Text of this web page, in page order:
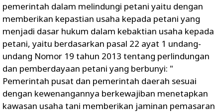
pemerintah dalam melindungi petani yaitu dengan
memberikan kepastian usaha kepada petani yang
menjadi dasar hukum dalam kebaktian usaha kepada
petani, yaitu berdasarkan pasal 22 ayat 1 undang-
undang Nomor 19 tahun 2013 tentang perlindungan
dan pemberdayaan petani yang berbunyi: "
Pemerintah pusat dan pemerintah daerah sesuai
dengan kewenangannya berkewajiban menetapkan
kawasan usaha tani memberikan jaminan pemasaran